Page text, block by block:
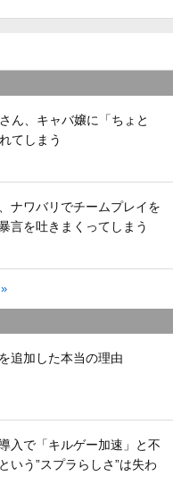
ん、キャバ嬢に「ちょと
てしまう
ナワバリでチームプレイを
言を吐きまくってしまう
追加した本当の理由
入で「キルゲー加速」と不
いう”スプラらしさ”は失わ